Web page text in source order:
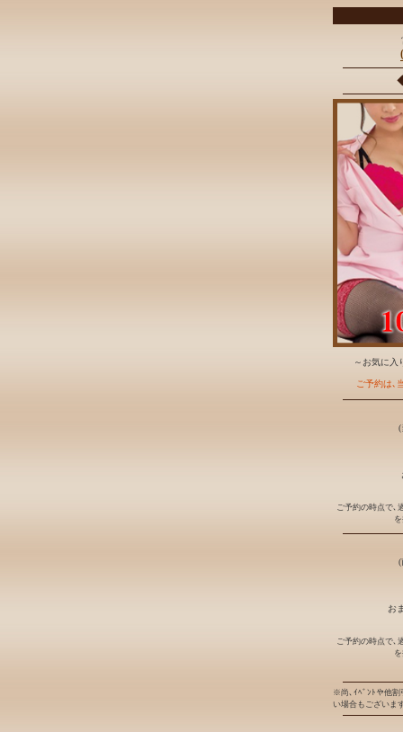
～お気に入
ご予約は､
(
ご予約の時点で､
(
お
ご予約の時点で､
※尚､ｲﾍﾞﾝﾄや他割
い場合もございま